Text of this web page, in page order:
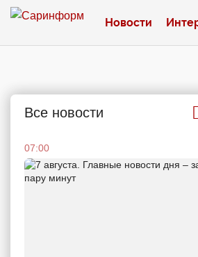
Новости
Все новости
07:00